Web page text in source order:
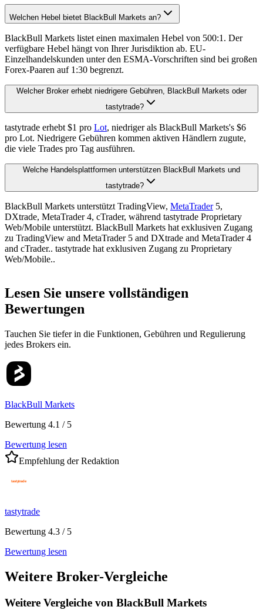
Welchen Hebel bietet BlackBull Markets an?
BlackBull Markets listet einen maximalen Hebel von 500:1. Der
verfügbare Hebel hängt von Ihrer Jurisdiktion ab. EU-
Einzelhandelskunden unter den ESMA-Vorschriften sind bei großen
Forex-Paaren auf 1:30 begrenzt.
Welcher Broker erhebt niedrigere Gebühren, BlackBull Markets oder
tastytrade?
tastytrade erhebt $1 pro Lot, niedriger als BlackBull Markets's $6
pro Lot. Niedrigere Gebühren kommen aktiven Händlern zugute,
die viele Trades pro Tag ausführen.
Welche Handelsplattformen unterstützen BlackBull Markets und
tastytrade?
BlackBull Markets unterstützt TradingView, MetaTrader5,
DXtrade, MetaTrader 4, cTrader, während tastytrade Proprietary
Web/Mobile unterstützt. BlackBull Markets hat exklusiven Zugang
zu TradingView and MetaTrader 5 and DXtrade and MetaTrader 4
and cTrader.. tastytrade hat exklusiven Zugang zu Proprietary
Web/Mobile..
Lesen Sie unsere vollständigen
Bewertungen
Tauchen Sie tiefer in die Funktionen, Gebühren und Regulierung
jedes Brokers ein.
BlackBull Markets
Bewertung 4.1 / 5
Bewertung lesen
Empfehlung der Redaktion
tastytrade
Bewertung 4.3 / 5
Bewertung lesen
Weitere Broker-Vergleiche
Weitere Vergleiche von BlackBull Markets